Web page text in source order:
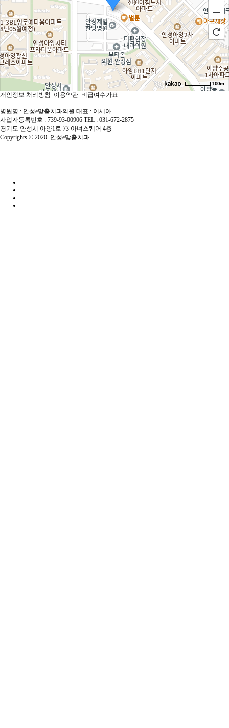
100m
개인정보 처리방침 이용약관 비급여수가표
병원명 : 안성e맞춤치과의원 대표 : 이세아
사업자등록번호 : 739-93-00906 TEL : 031-672-2875
경기도 안성시 아양1로 73 아너스퀘어 4층
Copyrights © 2020. 안성e맞춤치과.